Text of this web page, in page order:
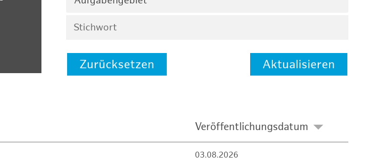
Zurücksetzen Aktualisieren
Veröffentlichungsdatum
03.08.2026